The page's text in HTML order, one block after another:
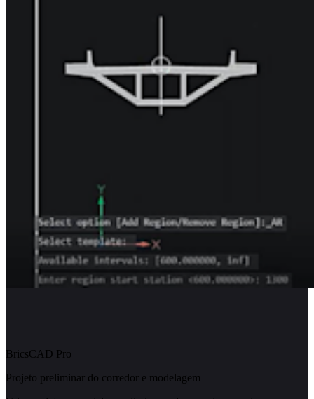
BricsCAD Pro
Projeto preliminar do corredor e modelagem